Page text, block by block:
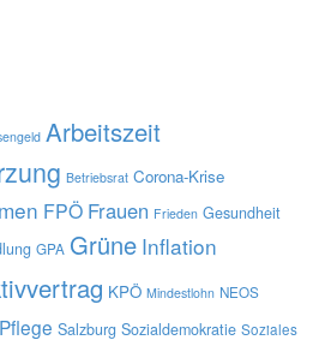
Arbeitszeit
Betriebsrat Corona-Krise
FPÖ Frauen Frieden Gesundheit
GPA Grüne Inflation
KPÖ Mindestlohn NEOS
Pflege Salzburg Sozialdemokratie Soziales